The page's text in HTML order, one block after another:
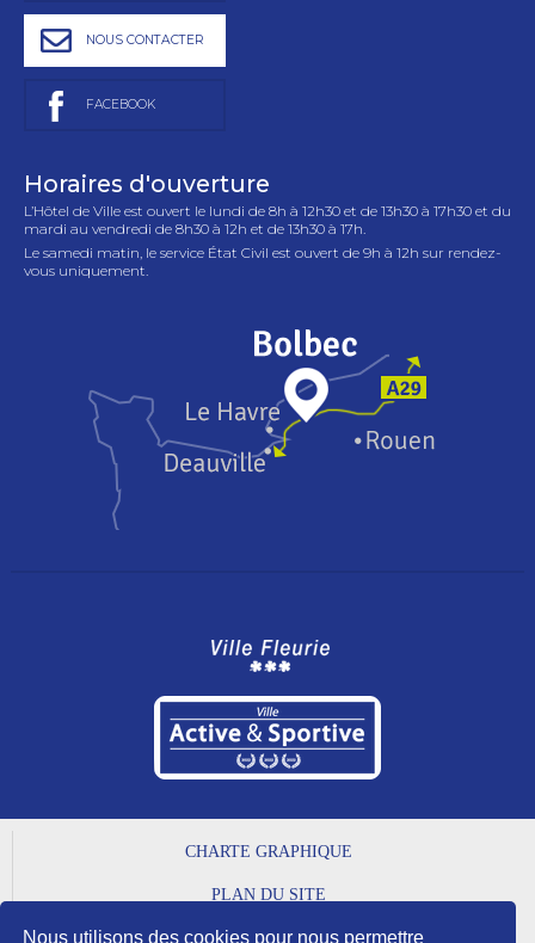
Nous utilisons des cookies pour nous permettre
NOUS CONTACTER
FACEBOOK
Horaires d'ouverture
L’Hôtel de Ville est ouvert le lundi de 8h à 12h30 et de 13h30 à 17h30 et du
mardi au vendredi de 8h30 à 12h et de 13h30 à 17h.
Le samedi matin, le service État Civil est ouvert de 9h à 12h sur rendez-
vous uniquement.
CHARTE GRAPHIQUE
PLAN DU SITE
MENTIONS LÉGALES